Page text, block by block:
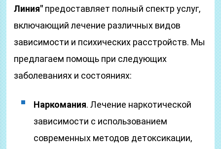
Линия" предоставляет полный спектр услуг,
включающий лечение различных видов
зависимости и психических расстройств. Мы
предлагаем помощь при следующих
заболеваниях и состояниях:
Наркомания. Лечение наркотической
зависимости с использованием
современных методов детоксикации,